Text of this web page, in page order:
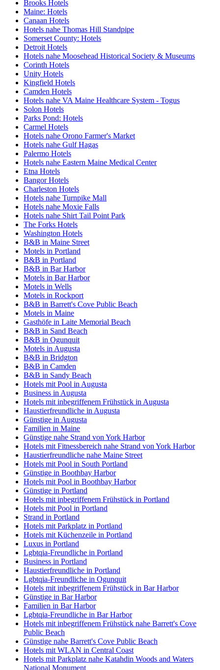
Brooks Hotels
Maine: Hotels
Canaan Hotels
Hotels nahe Thomas Hill Standpipe
Somerset County: Hotels
Detroit Hotels
Hotels nahe Moosehead Historical Society & Museums
Corinth Hotels
Unity Hotels
Kingfield Hotels
Camden Hotels
Hotels nahe VA Maine Healthcare System - Togus
Solon Hotels
Parks Pond: Hotels
Carmel Hotels
Hotels nahe Orono Farmer's Market
Hotels nahe Gulf Hagas
Palermo Hotels
Hotels nahe Eastern Maine Medical Center
Etna Hotels
Bangor Hotels
Charleston Hotels
Hotels nahe Turnpike Mall
Hotels nahe Moxie Falls
Hotels nahe Shirt Tail Point Park
The Forks Hotels
Washington Hotels
B&B in Maine Street
Motels in Portland
B&B in Portland
B&B in Bar Harbor
Motels in Bar Harbor
Motels in Wells
Motels in Rockport
B&B in Barrett's Cove Public Beach
Motels in Maine
Gasthöfe in Laite Memorial Beach
B&B in Sand Beach
B&B in Ogunquit
Motels in Augusta
B&B in Bridgton
B&B in Camden
B&B in Sandy Beach
Hotels mit Pool in Augusta
Business in Augusta
Hotels mit inbegriffenem Frühstück in Augusta
Haustierfreundliche in Augusta
Günstige in Augusta
Familien in Maine
Günstige nahe Strand von York Harbor
Hotels mit Fitnessbereich nahe Strand von York Harbor
Haustierfreundliche nahe Maine Street
Hotels mit Pool in South Portland
Günstige in Boothbay Harbor
Hotels mit Pool in Boothbay Harbor
Günstige in Portland
Hotels mit inbegriffenem Frühstück in Portland
Hotels mit Pool in Portland
Strand in Portland
Hotels mit Parkplatz in Portland
Hotels mit Küchenzeile in Portland
Luxus in Portland
Lgbtqia-Freundliche in Portland
Business in Portland
Haustierfreundliche in Portland
Lgbtqia-Freundliche in Ogunquit
Hotels mit inbegriffenem Frühstück in Bar Harbor
Günstige in Bar Harbor
Familien in Bar Harbor
Lgbtqia-Freundliche in Bar Harbor
Hotels mit inbegriffenem Frühstück nahe Barrett's Cove
Public Beach
Günstige nahe Barrett's Cove Public Beach
Hotels mit WLAN in Central Coast
Hotels mit Parkplatz nahe Katahdin Woods and Waters
National Monument